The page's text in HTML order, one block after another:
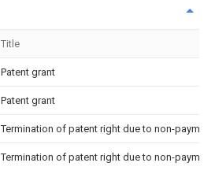
Title
Patent grant
Patent grant
Termination of patent right due to non-
Termination of patent right due to non-